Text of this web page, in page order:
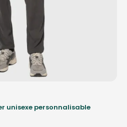
unisexe personnalisable